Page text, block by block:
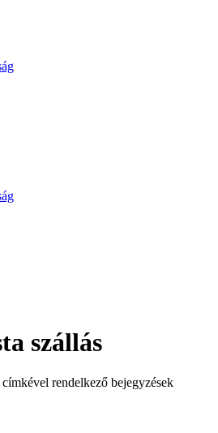
szállás
címkével rendelkező bejegyzések